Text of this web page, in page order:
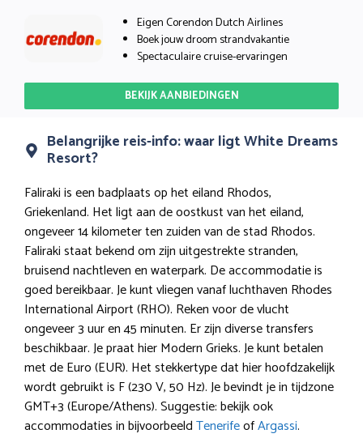
Eigen Corendon Dutch Airlines
Boek jouw droom strandvakantie
Spectaculaire cruise-ervaringen
BEKIJK AANBIEDINGEN
Belangrijke reis-info: waar ligt White Dreams
Resort?
Faliraki is een badplaats op het eiland Rhodos,
Griekenland. Het ligt aan de oostkust van het eiland,
ongeveer 14 kilometer ten zuiden van de stad Rhodos.
Faliraki staat bekend om zijn uitgestrekte stranden,
bruisend nachtleven en waterpark. De accommodatie is
goed bereikbaar. Je kunt vliegen vanaf luchthaven Rhodes
International Airport (RHO). Reken voor de vlucht
ongeveer 3 uur en 45 minuten. Er zijn diverse transfers
beschikbaar. Je praat hier Modern Grieks. Je kunt betalen
met de Euro (EUR). Het stekkertype dat hier hoofdzakelijk
wordt gebruikt is F (230 V, 50 Hz). Je bevindt je in tijdzone
GMT+3 (Europe/Athens). Suggestie: bekijk ook
accommodaties in bijvoorbeeldTenerifeofArgassi.